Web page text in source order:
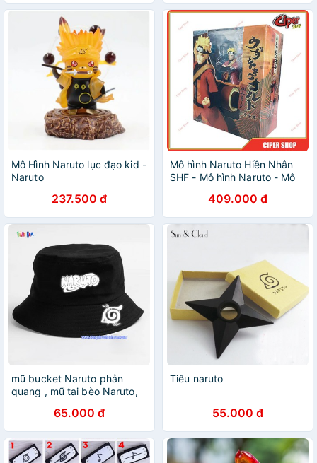
Mô Hình Naruto lục đạo kid -
Naruto
237.500 đ
Mô hình Naruto Hiền Nhân
SHF - Mô hình Naruto - Mô
409.000 đ
mũ bucket Naruto phản
quang , mũ tai bèo Naruto,
quang, nón naruto phản
quang
65.000 đ
Tiêu naruto
55.000 đ